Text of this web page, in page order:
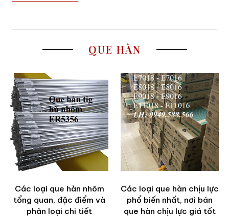
QUE HÀN
Các loại que hàn nhôm
tổng quan, đặc điểm và
phân loại chi tiết
Các loại que hàn chịu lực
phổ biến nhất, nơi bán
que hàn chịu lực giá tốt